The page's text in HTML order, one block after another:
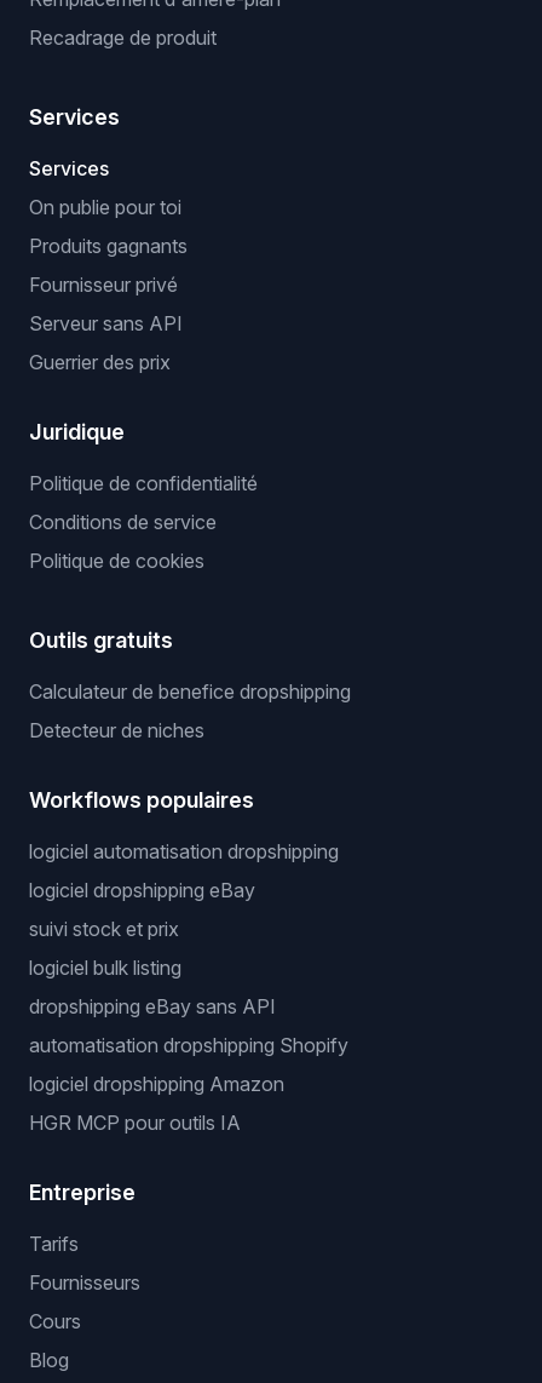
Recadrage de produit
Services
Services
On publie pour toi
Produits gagnants
Fournisseur privé
Serveur sans API
Guerrier des prix
Juridique
Politique de confidentialité
Conditions de service
Politique de cookies
Outils gratuits
Calculateur de benefice dropshipping
Detecteur de niches
Workflows populaires
logiciel automatisation dropshipping
logiciel dropshipping eBay
suivi stock et prix
logiciel bulk listing
dropshipping eBay sans API
automatisation dropshipping Shopify
logiciel dropshipping Amazon
HGR MCP pour outils IA
Entreprise
Tarifs
Fournisseurs
Cours
Blog